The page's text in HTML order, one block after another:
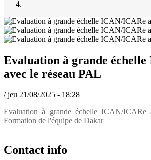
Evaluation à grande
avec le réseau PAL
/jeu 21/08/2025 - 18:28
Evaluation à grande échelle ICAN/ICARe
Formation de l'équipe de Dakar
Contact info